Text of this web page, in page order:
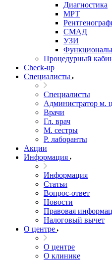
Диагностика
МРТ
СМАД
УЗИ
Процедурный
Cheсk-up
Специалисты
Специалисты
Администратор м.
Врачи
Гл. врач
М. сестры
Р. лаборанты
Акции
Информация
Информация
Статьи
Вопрос-ответ
Новости
Правовая
Налоговый вычет
О центре
О центре
О клинике